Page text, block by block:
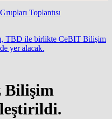
Toplantısı
TBD ile birlikte CeBIT Bilişim
yer alacak.
Bilişim